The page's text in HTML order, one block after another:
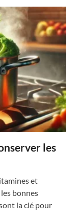
les
et
bonnes
la clé pour